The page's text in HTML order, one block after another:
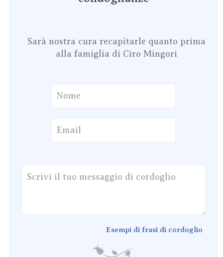
Sarà nostra cura recapitarle quanto prima
alla famiglia di Ciro Mingori
Esempi di frasi di cordoglio